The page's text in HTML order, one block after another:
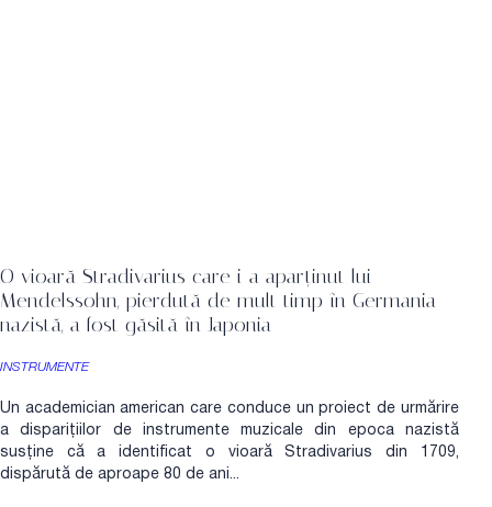
O vioară Stradivarius care i-a aparținut lui
Mendelssohn, pierdută de mult timp în Germania
nazistă, a fost găsită în Japonia
INSTRUMENTE
Un academician american care conduce un proiect de urmărire
a disparițiilor de instrumente muzicale din epoca nazistă
susține că a identificat o vioară Stradivarius din 1709,
dispărută de aproape 80 de ani...